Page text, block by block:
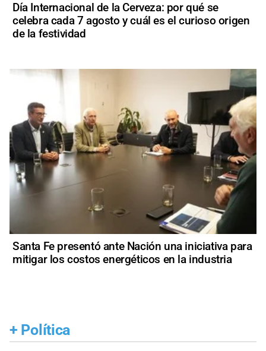
Día Internacional de la Cerveza: por qué se
celebra cada 7 agosto y cuál es el curioso origen
de la festividad
Santa Fe presentó ante Nación una iniciativa para
mitigar los costos energéticos en la industria
+ Política